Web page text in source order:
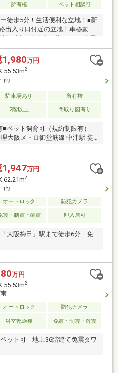
■納戸＋ウォークインクロゼッ
所有権 ペット相談可
徒歩5分！生活便利な立地！■新
出入り口付近の立地！車移動し
！■共用施設充実！ゲストルー
スカイテラスなど。■南向き角
！■ペットと暮らせるタワー
）■玄関はクランクインで室内
れた住戸！■床暖房付きLDKで冬
窓あり！通風良好な住まい！■玄
荷物の受取に便利！■キッチン
事しやすい間取り！
1,980万円
55.53m2
南
駐車場あり
所有権
2階以上 間取り図有り
ペット飼育可（規約制限有）
大阪メトロ御堂筋線 中津駅 徒
中津駅 徒歩5分阪急電鉄神戸線
1,947万円
62.21m2
南
オートロック
防犯カメラ
震・制震・耐震 即入居可
大阪梅田」駅まで徒歩6分｜免
万円
55.53m2
オートロック
防犯カメラ
浴室乾燥機 免震・制震・耐震
ット可｜地上36階建て免震タワ